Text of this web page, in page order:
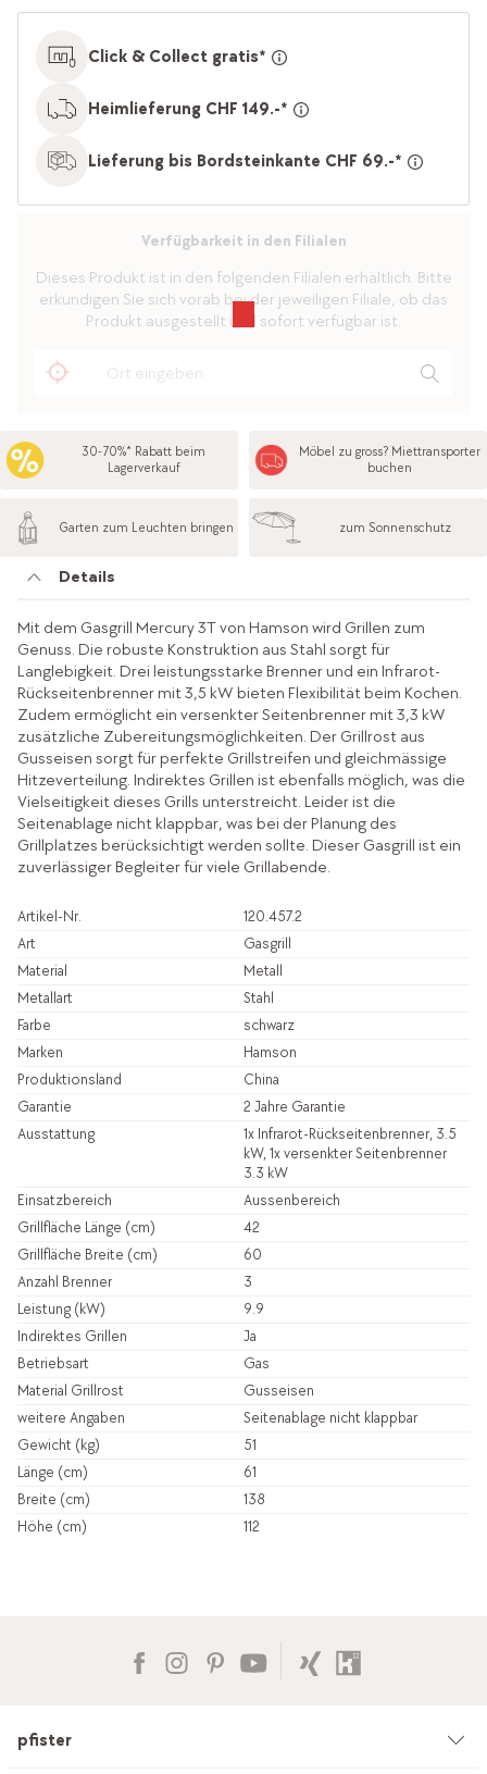
Click & Collect gratis*
Heimlieferung CHF 149.-*
Lieferung bis Bordsteinkante CHF 69.-*
Verfügbarkeit in den Filialen
Dieses Produkt ist in den folgenden Filialen erhältlich. Bitte
erkundigen Sie sich vorab bei der jeweiligen Filiale, ob das
Produkt ausgestellt und sofort verfügbar ist.
30-70%* Rabatt beim
Lagerverkauf
Möbel zu gross? Miettransporter
buchen
Garten zum Leuchten bringen zum Sonnenschutz
Details
Mit dem Gasgrill Mercury 3T von Hamson wird Grillen zum
Genuss. Die robuste Konstruktion aus Stahl sorgt für
Langlebigkeit. Drei leistungsstarke Brenner und ein Infrarot-
Rückseitenbrenner mit 3,5 kW bieten Flexibilität beim Kochen.
Zudem ermöglicht ein versenkter Seitenbrenner mit 3,3 kW
zusätzliche Zubereitungsmöglichkeiten. Der Grillrost aus
Gusseisen sorgt für perfekte Grillstreifen und gleichmässige
Hitzeverteilung. Indirektes Grillen ist ebenfalls möglich, was die
Vielseitigkeit dieses Grills unterstreicht. Leider ist die
Seitenablage nicht klappbar, was bei der Planung des
Grillplatzes berücksichtigt werden sollte. Dieser Gasgrill ist ein
zuverlässiger Begleiter für viele Grillabende.
Artikel-Nr.
120.457.2
Art
Gasgrill
Material
Metall
Metallart
Stahl
Farbe
schwarz
Marken
Hamson
Produktionsland
China
Garantie
2 Jahre Garantie
Ausstattung
1x Infrarot-Rückseitenbrenner, 3.5
kW, 1x versenkter Seitenbrenner
3.3 kW
Einsatzbereich
Aussenbereich
Grillfläche Länge (cm)
42
Grillfläche Breite (cm)
60
Anzahl Brenner
3
Leistung (kW)
9.9
Indirektes Grillen
Ja
Betriebsart
Gas
Material Grillrost
Gusseisen
weitere Angaben
Seitenablage nicht klappbar
Gewicht (kg)
51
Länge (cm)
61
Breite (cm)
138
Höhe (cm)
112
pfister